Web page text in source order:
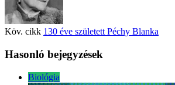
Köv. cikk 130 éve született Péchy Blanka
Hasonló bejegyzések
Biológia